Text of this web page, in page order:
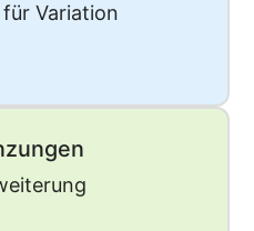
Variation